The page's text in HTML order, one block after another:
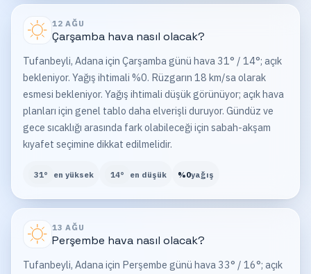
12 AĞU
Çarşambahava nasıl olacak?
Tufanbeyli, Adana için Çarşamba günü hava 31° / 14°; açık
bekleniyor. Yağış ihtimali %0. Rüzgarın 18 km/sa olarak
esmesi bekleniyor. Yağış ihtimali düşük görünüyor; açık hava
planları için genel tablo daha elverişli duruyor. Gündüz ve
gece sıcaklığı arasında fark olabileceği için sabah-akşam
kıyafet seçimine dikkat edilmelidir.
31° en yüksek 14° en düşük %0yağış
13 AĞU
Perşembe hava nasıl olacak?
Tufanbeyli, Adana için Perşembe günü hava 33° / 16°; açık